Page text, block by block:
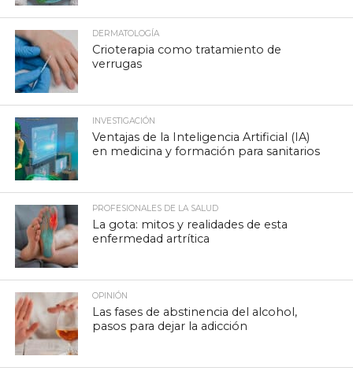
DERMATOLOGÍA
Crioterapia como tratamiento de
verrugas
INVESTIGACIÓN
Ventajas de la Inteligencia Artificial (IA)
en medicina y formación para sanitarios
PROFESIONALES DE LA SALUD
La gota: mitos y realidades de esta
enfermedad artrítica
OPINIÓN
Las fases de abstinencia del alcohol,
pasos para dejar la adicción